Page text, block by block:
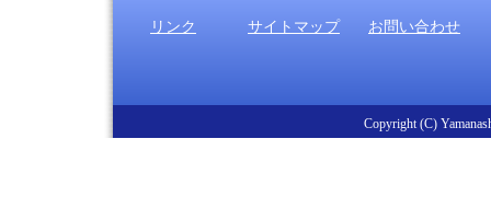
リンク サイトマップ お問い合わせ
Copyright (C)